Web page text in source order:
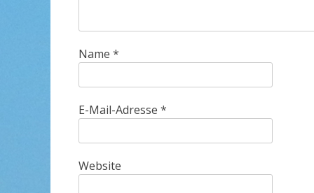
Name *
E-Mail-Adresse *
Website